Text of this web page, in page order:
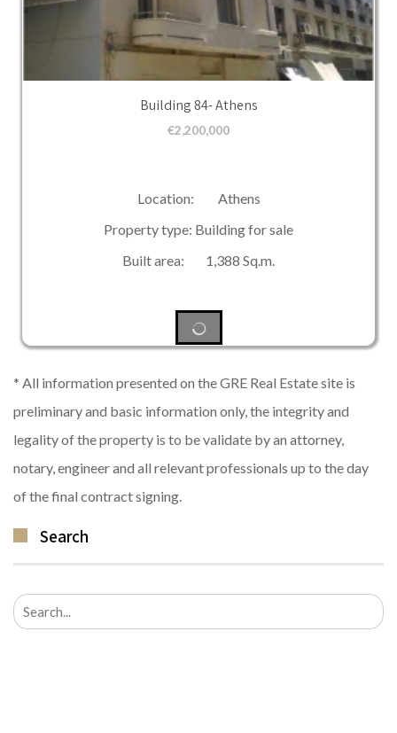
Building 84- Athens
€2,200,000
Location: Athens
Property type: Building for sale
Built area: 1,388 Sq.m.
* All information presented on the GRE Real Estate site is
preliminary and basic information only, the integrity and
legality of the property is to be validate by an attorney,
notary, engineer and all relevant professionals up to the day
of the final contract signing.
Search
Search
for: